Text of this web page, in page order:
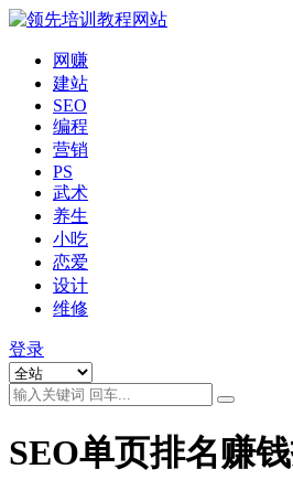
网赚
建站
SEO
编程
营销
PS
武术
养生
小吃
恋爱
设计
维修
登录
SEO单页排名赚